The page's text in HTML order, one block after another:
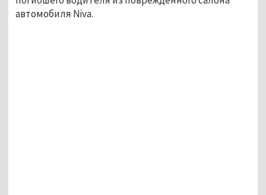
автомобиля Niva.